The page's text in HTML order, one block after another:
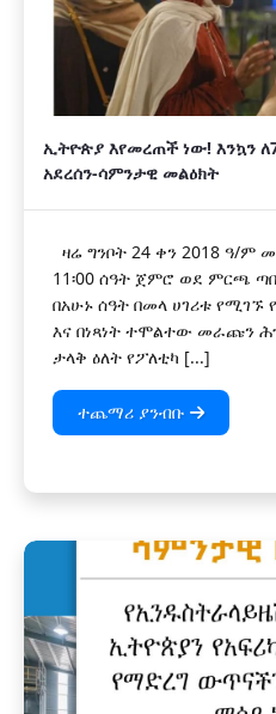
ኢትዮጵያ እየመረጠች ነው! እንኳን
አደረሰን-ሳምንታዊ መልዕክት
ዛሬ ግንቦት 24 ቀን 2018 ዓ/
11፡00 ሰዓት ጀምሮ ወደ ምርጫ
በአሁኑ ሰዓት በመላ ሀገሪቱ
እና በነጻነት ተሞልተው መራጩን
ታላቅ ዕለት የፖለቲካ [...]
ተጨማሪ ያንብቡ